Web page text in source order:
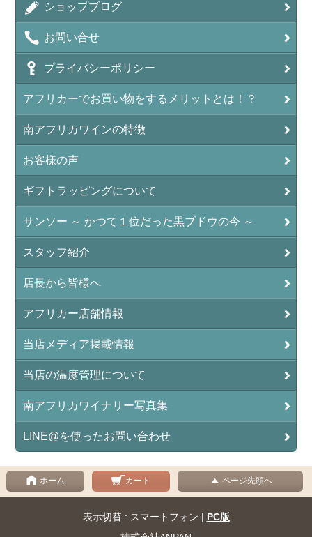
ショップブログ
お問い合せ
プライバシーポリシー
アフリカーでお買い物をするメリットとは！？
南アフリカワインの特徴
お客様の声
ギフトラッピングについて
サンソー ～ かつて１位だった黒ブドウの今 ～
スタッフ紹介
店長から皆様へ
アフリカー店舗情報
当店メディア掲載情報
当店の温度管理について
南アフリカワイナリー写真集
LINE@を使ったお問い合わせ
ホーム カート ページ先頭へ
表示切替 : スマートフォン | PC版